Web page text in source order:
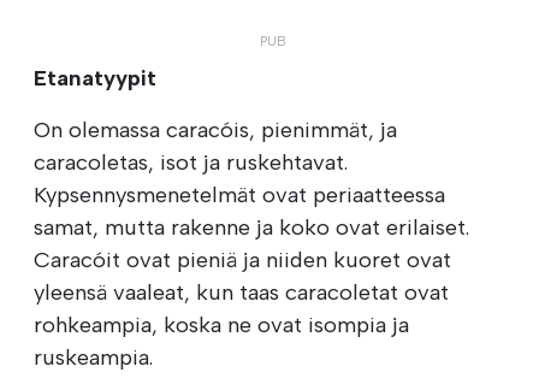
Etanatyypit
On olemassa caracóis, pienimmät, ja
caracoletas, isot ja ruskehtavat.
Kypsennysmenetelmät ovat periaatteessa
samat, mutta rakenne ja koko ovat erilaiset.
Caracóit ovat pieniä ja niiden kuoret ovat
yleensä vaaleat, kun taas caracoletat ovat
rohkeampia, koska ne ovat isompia ja
ruskeampia.